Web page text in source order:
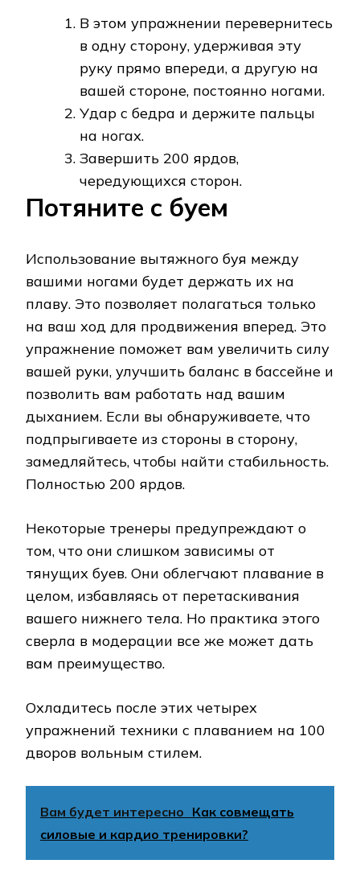
В этом упражнении перевернитесь
в одну сторону, удерживая эту
руку прямо впереди, а другую на
вашей стороне, постоянно ногами.
Удар с бедра и держите пальцы
на ногах.
Завершить 200 ярдов,
чередующихся сторон.
Потяните с буем
Использование вытяжного буя между
вашими ногами будет держать их на
плаву. Это позволяет полагаться только
на ваш ход для продвижения вперед. Это
упражнение поможет вам увеличить силу
вашей руки, улучшить баланс в бассейне и
позволить вам работать над вашим
дыханием. Если вы обнаруживаете, что
подпрыгиваете из стороны в сторону,
замедляйтесь, чтобы найти стабильность.
Полностью 200 ярдов.
Некоторые тренеры предупреждают о
том, что они слишком зависимы от
тянущих буев. Они облегчают плавание в
целом, избавляясь от перетаскивания
вашего нижнего тела. Но практика этого
сверла в модерации все же может дать
вам преимущество.
Охладитесь после этих четырех
упражнений техники с плаванием на 100
дворов вольным стилем.
Вам будет интересно Как совмещать
силовые и кардио тренировки?